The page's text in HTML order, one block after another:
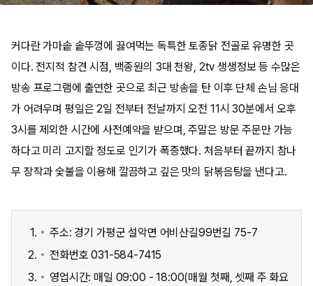
커다란 가마솥 솥뚜껑에 끓여먹는 독특한 토종닭 전골로 유명한 곳
이다. 전지적 참견 시점, 백종원의 3대 천왕, 2tv 생생정보 등 수많은
방송 프로그램에 출연한 곳으로 최근 방송을 탄 이후 단체 손님 응대
가 어려우며 평일은 2일 전부터 전날까지 오전 11시 30분에서 오후
3시를 제외한 시간에 사전예약을 받으며, 주말은 방문 주문만 가능
하다고 미리 고지할 정도로 인기가 폭증했다. 처음부터 끝까지 참나
무 장작과 숯불을 이용해 깔끔하고 깊은 맛의 닭볶음탕을 낸다고.
주소: 경기 가평군 설악면 어비산길99번길 75-7
전화번호 031-584-7415
영업시간: 매일 09:00 - 18:00(매월 첫째, 셋째 주 화요